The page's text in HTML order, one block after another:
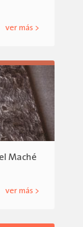
ver más >
Maché
ver más >